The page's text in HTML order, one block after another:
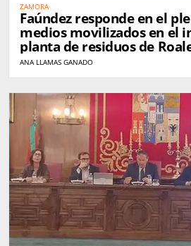
ZAMORA
Faúndez responde en el
medios movilizados en el
planta de residuos de
ANA LLAMAS GANADO